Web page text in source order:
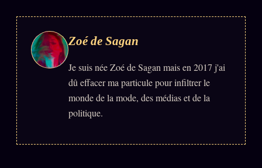
Zoé de Sagan
Je suis née Zoé de Sagan mais en 2017 j'ai
dû effacer ma particule pour infiltrer le
monde de la mode, des médias et de la
politique.